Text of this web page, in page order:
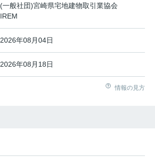
(一般社団)宮崎県宅地建物取引業協会
IREM
2026年08月04日
2026年08月18日
情報の見方